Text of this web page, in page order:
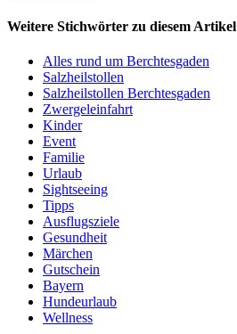
Weitere Stichwörter zu diesem Artikel
Alles rund um Berchtesgaden
Salzheilstollen
Salzheilstollen Berchtesgaden
Zwergeleinfahrt
Kinder
Event
Familie
Urlaub
Sightseeing
Tipps
Ausflugsziele
Gesundheit
Märchen
Gutschein
Bayern
Hundeurlaub
Wellness